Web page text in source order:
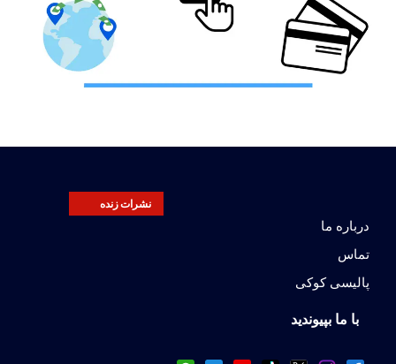
نشرات زنده
درباره ما
تماس
پالیسی کوکی
با ما بپیوندید